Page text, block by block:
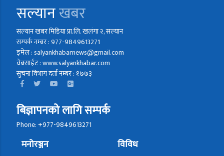
सल्यानखबर
सल्यान खबर मिडिया प्रा.लि. खलंगा २, सल्यान
सम्पर्क नम्बर : 977-9849613271
इमेल : salyankhabarnews@gmail.com
वेबसाईट : www.salyankhabar.com
सुचना विभाग दर्ता नम्बर : १७७३
बिज्ञापनको लागि सम्पर्क
Phone: +977-9849613271
विविध
मनोरञ्जन